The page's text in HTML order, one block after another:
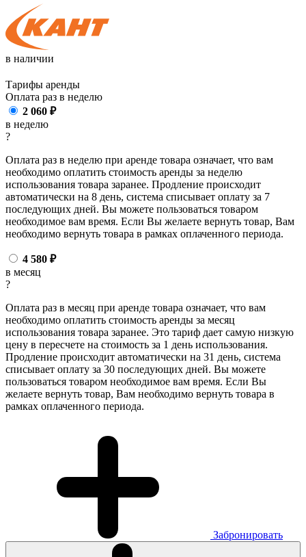
в наличии
Тарифы аренды
Оплата раз в неделю
2 060 ₽
в неделю
?
Оплата раз в неделю при аренде товара означает, что вам
необходимо оплатить стоимость аренды за неделю
использования товара заранее. Продление происходит
автоматически на 8 день, система списывает оплату за 7
последующих дней. Вы можете пользоваться товаром
необходимое вам время. Если Вы желаете вернуть товар, Вам
необходимо вернуть товара в рамках оплаченного периода.
4 580 ₽
в месяц
?
Оплата раз в месяц при аренде товара означает, что вам
необходимо оплатить стоимость аренды за месяц
использования товара заранее. Это тариф дает самую низкую
цену в пересчете на стоимость за 1 день использования.
Продление происходит автоматически на 31 день, система
списывает оплату за 30 последующих дней. Вы можете
пользоваться товаром необходимое вам время. Если Вы
желаете вернуть товар, Вам необходимо вернуть товара в
рамках оплаченного периода.
Забронировать